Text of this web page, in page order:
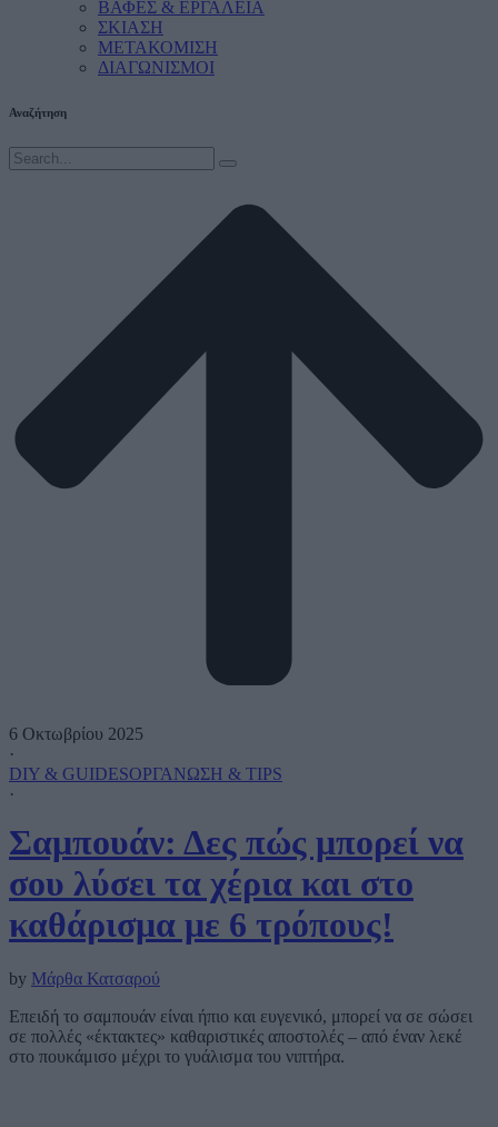
ΒΑΦΕΣ & ΕΡΓΑΛΕΙΑ
ΣΚΙΑΣΗ
ΜΕΤΑΚΟΜΙΣΗ
ΔΙΑΓΩΝΙΣΜΟΙ
Αναζήτηση
6 Οκτωβρίου 2025
·
DIY & GUIDESΟΡΓΑΝΩΣΗ & TIPS
·
Σαμπουάν: Δες πώς μπορεί να
σου λύσει τα χέρια και στο
καθάρισμα με 6 τρόπους!
by Μάρθα Κατσαρού
Επειδή το σαμπουάν είναι ήπιο και ευγενικό, μπορεί να σε σώσει
σε πολλές «έκτακτες» καθαριστικές αποστολές – από έναν λεκέ
στο πουκάμισο μέχρι το γυάλισμα του νιπτήρα.